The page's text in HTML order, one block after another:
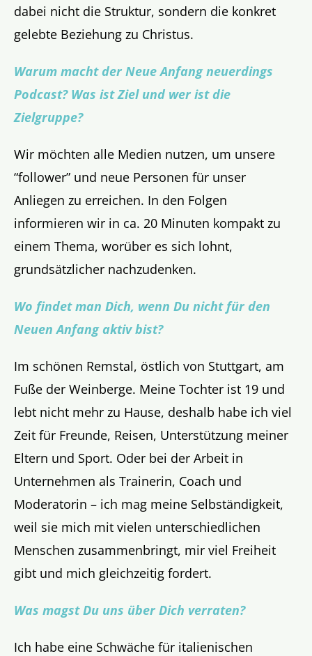
dabei nicht die Struktur, sondern die konkret
gelebte Beziehung zu Christus.
Warum macht der Neue Anfang neuerdings
Podcast? Was ist Ziel und wer ist die
Zielgruppe?
Wir möchten alle Medien nutzen, um unsere
“follower” und neue Personen für unser
Anliegen zu erreichen. In den Folgen
informieren wir in ca. 20 Minuten kompakt zu
einem Thema, worüber es sich lohnt,
grundsätzlicher nachzudenken.
Wo findet man Dich, wenn Du nicht für den
Neuen Anfang aktiv bist?
Im schönen Remstal, östlich von Stuttgart, am
Fuße der Weinberge. Meine Tochter ist 19 und
lebt nicht mehr zu Hause, deshalb habe ich viel
Zeit für Freunde, Reisen, Unterstützung meiner
Eltern und Sport. Oder bei der Arbeit in
Unternehmen als Trainerin, Coach und
Moderatorin – ich mag meine Selbständigkeit,
weil sie mich mit vielen unterschiedlichen
Menschen zusammenbringt, mir viel Freiheit
gibt und mich gleichzeitig fordert.
Was magst Du uns über Dich verraten?
Ich habe eine Schwäche für italienischen